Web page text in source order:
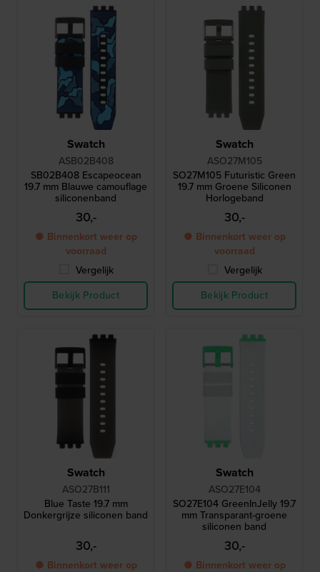
Swatch
ASB02B408
SB02B408 Escapeocean
19.7 mm Blauwe camouflage
siliconenband
30,-
● Binnenkort weer op
voorraad
Vergelijk
Bekijk Product
Swatch
ASO27M105
SO27M105 Futuristic Green
19.7 mm Groene Siliconen
Horlogeband
30,-
● Binnenkort weer op
voorraad
Vergelijk
Bekijk Product
Swatch
ASO27B111
Blue Taste 19.7 mm
Donkergrijze siliconen band
30,-
● Binnenkort weer op
Swatch
ASO27E104
SO27E104 GreenInJelly 19.7
mm Transparant-groene
siliconen band
30,-
● Binnenkort weer op